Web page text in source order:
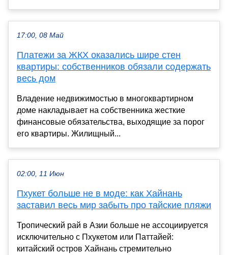
17:00, 08 Май
Платежи за ЖКХ оказались шире стен
квартиры: собственников обязали содержать
весь дом
Владение недвижимостью в многоквартирном
доме накладывает на собственника жесткие
финансовые обязательства, выходящие за порог
его квартиры. Жилищный...
02:00, 11 Июн
Пхукет больше не в моде: как Хайнань
заставил весь мир забыть про тайские пляжи
Тропический рай в Азии больше не ассоциируется
исключительно с Пхукетом или Паттайей:
китайский остров Хайнань стремительно